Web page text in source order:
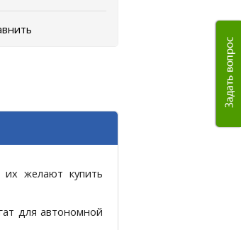
желают купить
для автономной